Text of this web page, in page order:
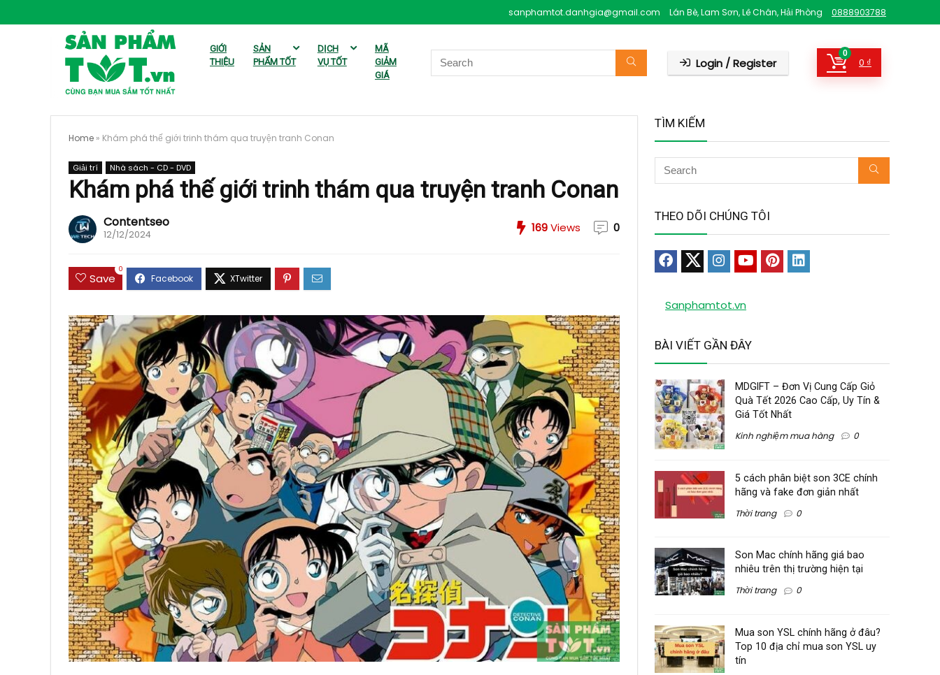
sanphamtot.danhgia@gmail.com Lán Bè, Lam Sơn, Lê Chân, Hải Phòng 0888903788
GIỚI
THIỆU
SẢN
PHẨM TỐT
DỊCH
VỤ TỐT
MÃ
GIẢM
GIÁ
Login / Register
0
0 ₫
Home » Khám phá thế giới trinh thám qua truyện tranh Conan
Giải trí Nhà sách - CD - DVD
Khám phá thế giới trinh thám qua truyện tranh Conan
Contentseo
12/12/2024 169Views 0
Save
0
TÌM KIẾM
THEO DÕI CHÚNG TÔI
Sanphamtot.vn
BÀI VIẾT GẦN ĐÂY
MDGIFT – Đơn Vị Cung Cấp Giỏ
Quà Tết 2026 Cao Cấp, Uy Tín &
Giá Tốt Nhất
Kinh nghiệm mua hàng 0
5 cách phân biệt son 3CE chính
hãng và fake đơn giản nhất
Thời trang 0
Son Mac chính hãng giá bao
nhiêu trên thị trường hiện tại
Thời trang 0
Mua son YSL chính hãng ở đâu?
Top 10 địa chỉ mua son YSL uy
tín